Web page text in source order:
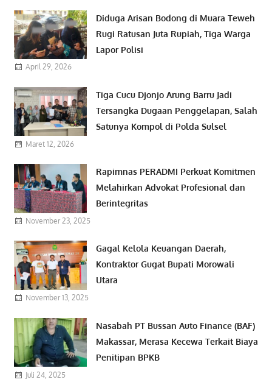
Diduga Arisan Bodong di Muara Teweh
Rugi Ratusan Juta Rupiah, Tiga Warga
Lapor Polisi
April 29, 2026
Tiga Cucu Djonjo Arung Barru Jadi
Tersangka Dugaan Penggelapan, Salah
Satunya Kompol di Polda Sulsel
Maret 12, 2026
Rapimnas PERADMI Perkuat Komitmen
Melahirkan Advokat Profesional dan
Berintegritas
November 23, 2025
Gagal Kelola Keuangan Daerah,
Kontraktor Gugat Bupati Morowali
Utara
November 13, 2025
Nasabah PT Bussan Auto Finance (BAF)
Makassar, Merasa Kecewa Terkait Biaya
Penitipan BPKB
Juli 24, 2025